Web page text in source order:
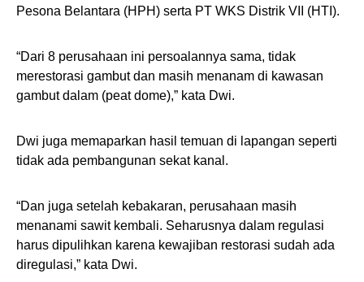
Pesona Belantara (HPH) serta PT WKS Distrik VII (HTI).
“Dari 8 perusahaan ini persoalannya sama, tidak
merestorasi gambut dan masih menanam di kawasan
gambut dalam (peat dome),” kata Dwi.
Dwi juga memaparkan hasil temuan di lapangan seperti
tidak ada pembangunan sekat kanal.
“Dan juga setelah kebakaran, perusahaan masih
menanami sawit kembali. Seharusnya dalam regulasi
harus dipulihkan karena kewajiban restorasi sudah ada
diregulasi,” kata Dwi.